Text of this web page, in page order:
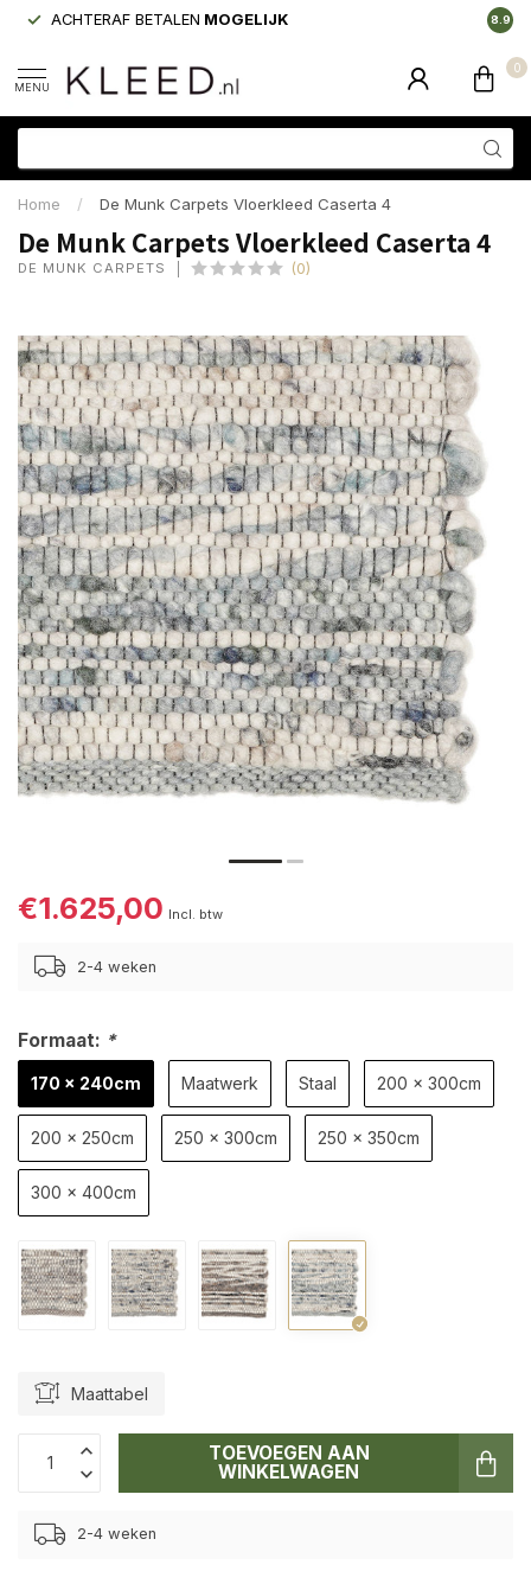
ACHTERAF BETALEN MOGELIJK 8.9
MENU
0
Home / De Munk Carpets Vloerkleed Caserta 4
De Munk Carpets Vloerkleed Caserta 4
DE MUNK CARPETS (0)
€1.625,00 Incl. btw
2-4 weken
Formaat: *
170 x 240cm Maatwerk Staal 200 x 300cm
200 x 250cm 250 x 300cm 250 x 350cm
300 x 400cm
Maattabel
TOEVOEGEN AAN
WINKELWAGEN
2-4 weken